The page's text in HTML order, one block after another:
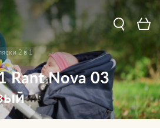
2 в 1
Rant Nova 03